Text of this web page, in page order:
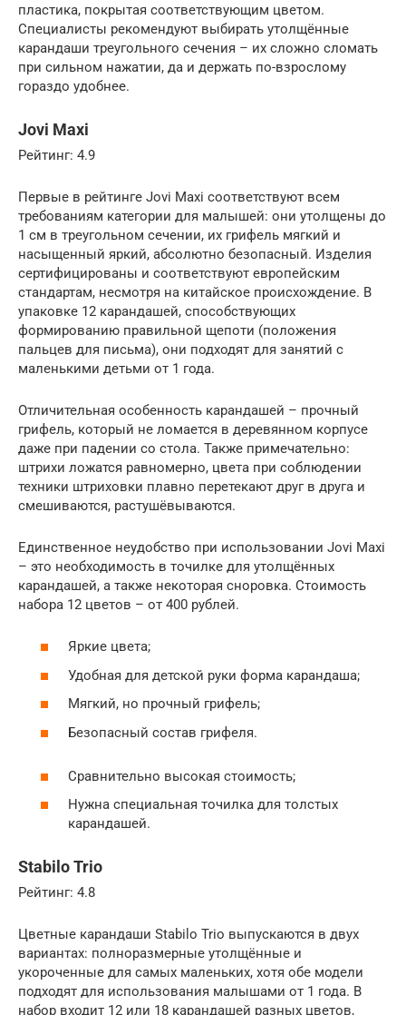
пластика, покрытая соответствующим цветом.
Специалисты рекомендуют выбирать утолщённые
карандаши треугольного сечения – их сложно сломать
при сильном нажатии, да и держать по-взрослому
гораздо удобнее.
Jovi Maxi
Рейтинг: 4.9
Первые в рейтинге Jovi Maxi соответствуют всем
требованиям категории для малышей: они утолщены до
1 см в треугольном сечении, их грифель мягкий и
насыщенный яркий, абсолютно безопасный. Изделия
сертифицированы и соответствуют европейским
стандартам, несмотря на китайское происхождение. В
упаковке 12 карандашей, способствующих
формированию правильной щепоти (положения
пальцев для письма), они подходят для занятий с
маленькими детьми от 1 года.
Отличительная особенность карандашей – прочный
грифель, который не ломается в деревянном корпусе
даже при падении со стола. Также примечательно:
штрихи ложатся равномерно, цвета при соблюдении
техники штриховки плавно перетекают друг в друга и
смешиваются, растушёвываются.
Единственное неудобство при использовании Jovi Maxi
– это необходимость в точилке для утолщённых
карандашей, а также некоторая сноровка. Стоимость
набора 12 цветов – от 400 рублей.
Яркие цвета;
Удобная для детской руки форма карандаша;
Мягкий, но прочный грифель;
Безопасный состав грифеля.
Сравнительно высокая стоимость;
Нужна специальная точилка для толстых
карандашей.
Stabilo Trio
Рейтинг: 4.8
Цветные карандаши Stabilo Trio выпускаются в двух
вариантах: полноразмерные утолщённые и
укороченные для самых маленьких, хотя обе модели
подходят для использования малышами от 1 года. В
набор входит 12 или 18 карандашей разных цветов,